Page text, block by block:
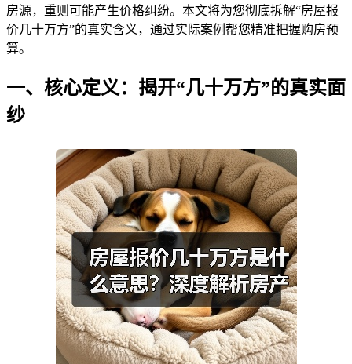
房源，重则可能产生价格纠纷。本文将为您彻底拆解“房屋报
价几十万方”的真实含义，通过实际案例帮您精准把握购房预
算。
一、核心定义：揭开“几十万方”的真实面
纱